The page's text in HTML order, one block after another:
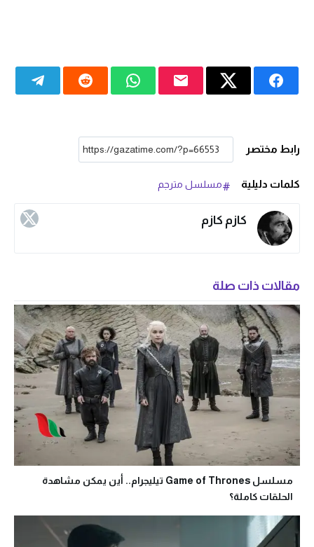
رابط مختصر
كلمات دليلية مسلسل مترجم
كازم كازم
مقالات ذات صلة
مسلسل Game of Thrones تيليجرام.. أين يمكن مشاهدة
الحلقات كاملة؟